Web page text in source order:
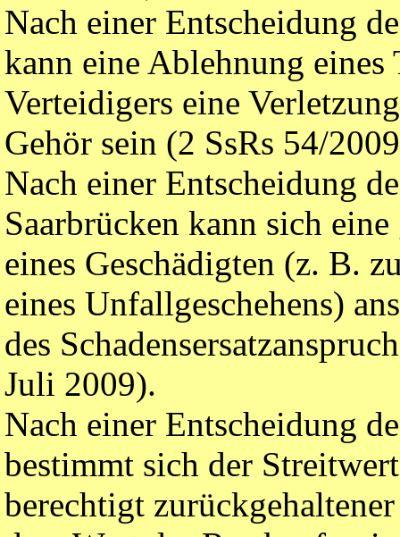
Nach einer Entscheidung
kann eine Ablehnung eines
Verteidigers eine
Gehör sein (2 SsRs 54/
Nach einer Entscheidung
Saarbrücken kann sich
eines Geschädigten (z. B.
eines Unfallgeschehens)
des
Juli 2009).
Nach einer Entscheidung
bestimmt sich der
berechtigt